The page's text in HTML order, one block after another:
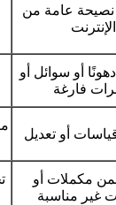
نصيحة عامة من
الإنترنت
أو سوائل أو
فارغة
قياسات أو تعديل
مكملات أو
غير مناسبة